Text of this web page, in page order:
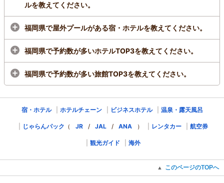
30,260円～
1名 15,130円～
■無料送迎バス■JR小倉駅・折尾駅～ホテル運行中！ぜひご利用ください！
(予約制)
プランをみる
ルを教えてください。
福岡県で屋外プールがある宿・ホテルを教えてください。
福岡県で予約数が多いホテルTOP3を教えてください。
福岡県で予約数が多い旅館TOP3を教えてください。
宿・ホテル ホテルチェーン ビジネスホテル 温泉・露天風呂
じゃらんパック （ JR / JAL / ANA ） レンタカー 航空券
観光ガイド 海外
▲ このページのTOPへ